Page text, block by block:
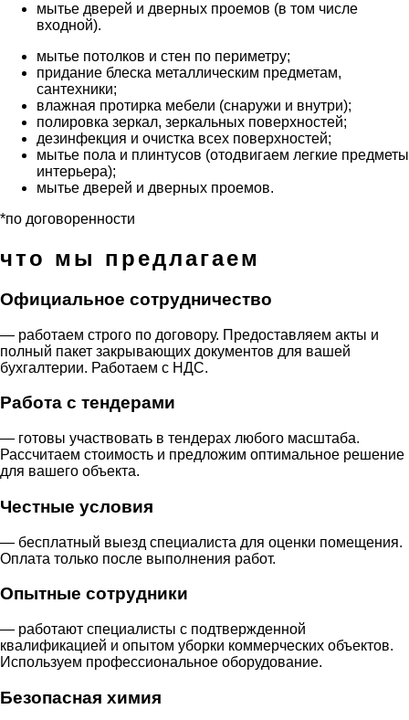
мытье дверей и дверных проемов (в том числе
входной).
мытье потолков и стен по периметру;
придание блеска металлическим предметам,
сантехники;
влажная протирка мебели (снаружи и внутри);
полировка зеркал, зеркальных поверхностей;
дезинфекция и очистка всех поверхностей;
мытье пола и плинтусов (отодвигаем легкие предметы
интерьера);
мытье дверей и дверных проемов.
*по договоренности
что мы предлагаем
Официальное сотрудничество
— работаем строго по договору. Предоставляем акты и
полный пакет закрывающих документов для вашей
бухгалтерии. Работаем с НДС.
Работа с тендерами
— готовы участвовать в тендерах любого масштаба.
Рассчитаем стоимость и предложим оптимальное решение
для вашего объекта.
Честные условия
— бесплатный выезд специалиста для оценки помещения.
Оплата только после выполнения работ.
Опытные сотрудники
— работают специалисты с подтвержденной
квалификацией и опытом уборки коммерческих объектов.
Используем профессиональное оборудование.
Безопасная химия